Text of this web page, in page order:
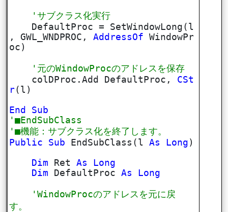
'サブクラス化実行
DefaultProc = SetWindowLong(l
, GWL_WNDPROC,AddressOf WindowPr
oc)
'元のWindowProcのアドレスを保存
colDProc.Add DefaultProc, CSt
r(l)
End
Sub
'■EndSubClass
'■機能：サブクラス化を終了します。
Public
Sub EndSubClass(lAs Long )
Dim RetAs
Long
Dim DefaultProcAs Long
'WindowProcのアドレスを元に戻
す。